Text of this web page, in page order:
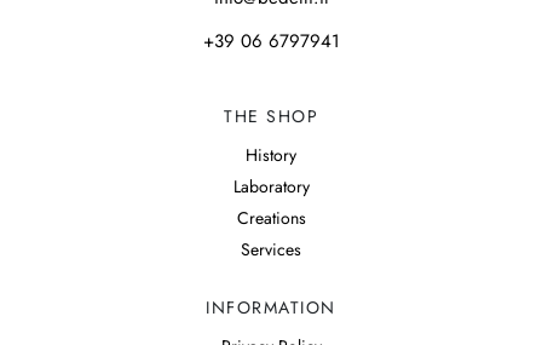
+39 06 6797941
THE SHOP
History
Laboratory
Creations
Services
INFORMATION